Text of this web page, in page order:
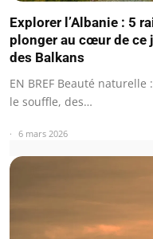
Explorer l’Albanie : 5
plonger au cœur de ce
des Balkans
EN BREF Beauté
le souffle, des…
6 mars 2026